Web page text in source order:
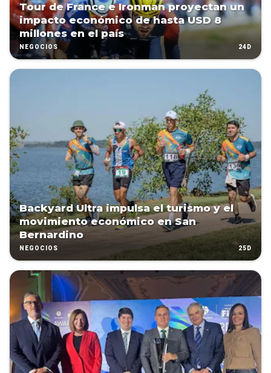
Tour de France e Ironman proyectan un
impacto económico de hasta USD 8
millones en el país
NEGOCIOS 24D
Backyard Ultra impulsa el turismo y el
movimiento económico en San
Bernardino
NEGOCIOS 25D